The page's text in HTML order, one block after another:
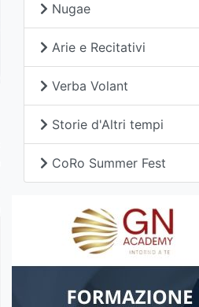
Nugae
Arie e Recitativi
Verba Volant
Storie d'Altri tempi
CoRo Summer Fest